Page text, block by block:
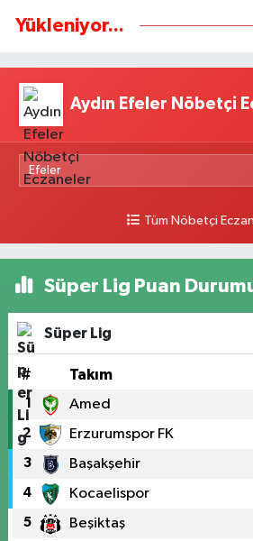
Yükleniyor...
Aydın Efeler Nöbetçi
Tüm Nöbetçi
Süper Lig Puan
Süper Lig
# Takım
1 Amed
2 Erzurumspor FK
3 Başakşehir
4 Kocaelispor
5 Beşiktaş